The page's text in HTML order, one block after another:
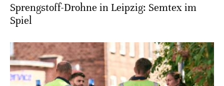
Sprengstoff-Drohne in Leipzig: Semtex im
Spiel